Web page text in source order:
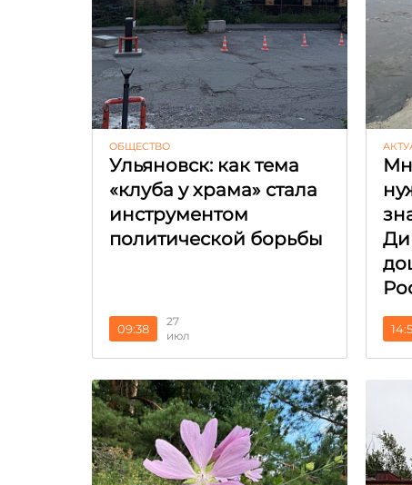
ОБЩЕСТВО
Ульяновск: как тема
«клуба у храма» стала
инструментом
политической борьбы
09:38
27
июл